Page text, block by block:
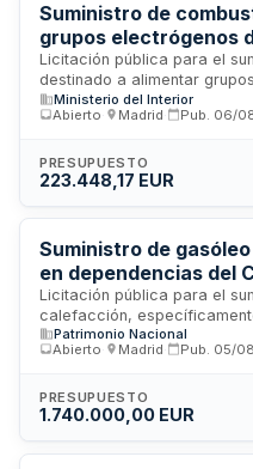
Suministro de
grupos electrógenos
Subsecretaría -
Licitación pública para el
destinado a alimentar
para sistemas de
Subsecretaría. El contrato,
abastecimiento energético
operatividad de las
a 55.862,04 euros.
Ministerio del Interior
Abierto
Madrid Pub. 06/
PRESUPUESTO
223.448,17 EUR
Suministro de
en dependencias del
Administración del
Licitación pública para el
calefacción,
abastecer las calderas de
estacionales ubicadas en
mediante precios unitarios y
procedimiento abierto
Patrimonio Nacional
Abierto
Madrid Pub. 05/
PRESUPUESTO
1.740.000,00 EUR